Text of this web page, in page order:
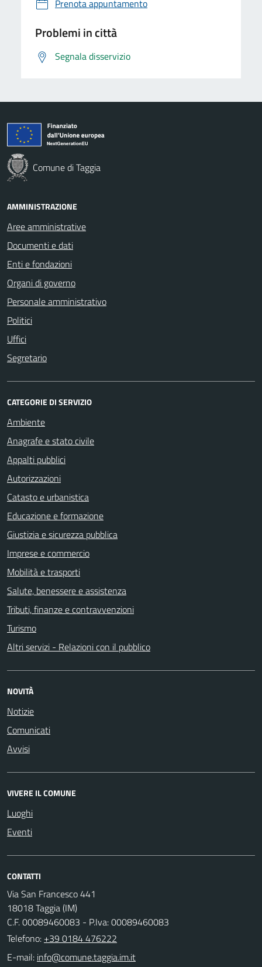
Prenota appuntamento
Problemi in città
Segnala disservizio
Comune di Taggia
AMMINISTRAZIONE
Aree amministrative
Documenti e dati
Enti e fondazioni
Organi di governo
Personale amministrativo
Politici
Uffici
Segretario
CATEGORIE DI SERVIZIO
Ambiente
Anagrafe e stato civile
Appalti pubblici
Autorizzazioni
Catasto e urbanistica
Educazione e formazione
Giustizia e sicurezza pubblica
Imprese e commercio
Mobilità e trasporti
Salute, benessere e assistenza
Tributi, finanze e contravvenzioni
Turismo
Altri servizi - Relazioni con il pubblico
NOVITÀ
Notizie
Comunicati
Avvisi
VIVERE IL COMUNE
Luoghi
Eventi
CONTATTI
Via San Francesco 441
18018 Taggia (IM)
C.F. 00089460083 - P.Iva: 00089460083
Telefono: +39 0184 476222
E-mail: